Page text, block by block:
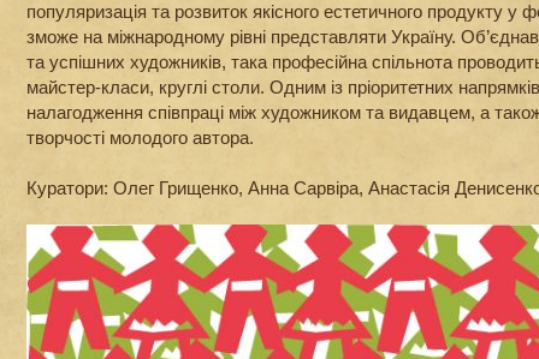
популяризація та розвиток якісного естетичного продукту у
зможе на міжнародному рівні представляти Україну.
та успішних художників, така професійна спільнота
майстер-класи, круглі столи. Одним із пріоритетних
налагодження співпраці між художником та видавцем, а
творчості молодого автора.
Куратори: Олег Грищенко, Анна Сарвіра, Анастасія